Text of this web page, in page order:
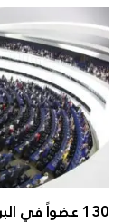
130 عضواً في